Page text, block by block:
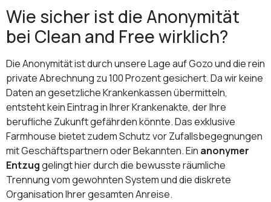
Wie sicher ist die Anonymität
bei Clean and Free wirklich?
Die Anonymität ist durch unsere Lage auf Gozo und die rein
private Abrechnung zu 100 Prozent gesichert. Da wir keine
Daten an gesetzliche Krankenkassen übermitteln,
entsteht kein Eintrag in Ihrer Krankenakte, der Ihre
berufliche Zukunft gefährden könnte. Das exklusive
Farmhouse bietet zudem Schutz vor Zufallsbegegnungen
mit Geschäftspartnern oder Bekannten. Ein anonymer
Entzuggelingt hier durch die bewusste räumliche
Trennung vom gewohnten System und die diskrete
Organisation Ihrer gesamten Anreise.